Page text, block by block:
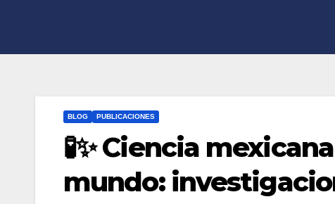
BLOG PUBLICACIONES
🧪✨ Ciencia
mundo: